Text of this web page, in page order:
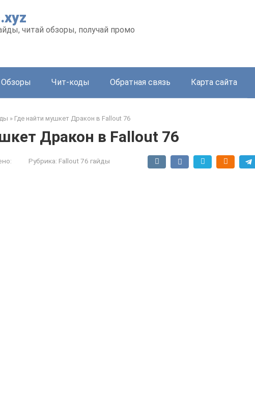
читай обзоры, получай промо
Обзоры Чит-коды Обратная связь Карта сайта
» Где найти мушкет Дракон в Fallout 76
Дракон в Fallout 76
Рубрика: Fallout 76 гайды